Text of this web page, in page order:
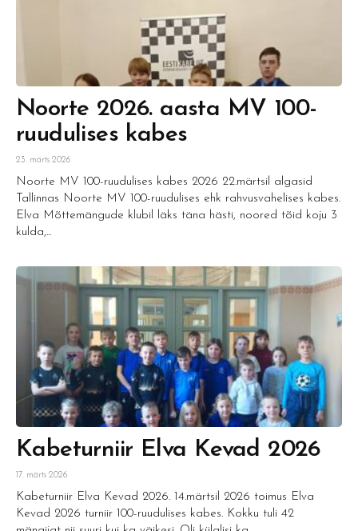
Noorte 2026. aasta MV 100-
ruudulises kabes
23. märts 2026
Noorte MV 100-ruudulises kabes 2026 22.märtsil algasid
Tallinnas Noorte MV 100-ruudulises ehk rahvusvahelises kabes.
Elva Mõttemängude klubil läks täna hästi, noored tõid koju 3
kulda,...
Kabeturniir Elva Kevad 2026
17. märts 2026
Kabeturniir Elva Kevad 2026. 14.märtsil 2026 toimus Elva
Kevad 2026 turniir 100-ruudulises kabes. Kokku tuli 42